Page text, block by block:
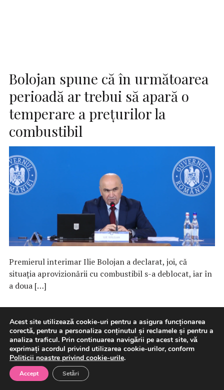
Bolojan spune că în următoarea
perioadă ar trebui să apară o
temperare a preţurilor la
combustibil
Premierul interimar Ilie Bolojan a declarat, joi, că
situaţia aprovizionării cu combustibil s-a deblocat, iar în
a doua […]
Bolojan: România nu e în
situaţia de a risca un blackout
Acest site utilizează cookie-uri pentru a asigura funcționarea
corectă, pentru a personaliza conținutul și reclamele și pentru a
analiza traficul. Prin continuarea navigării pe acest site, vă
exprimați acordul privind utilizarea cookie-urilor, conform
Politicii noastre privind cookie-urile.
Accept Setări